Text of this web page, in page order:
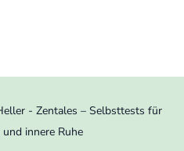
- Zentales – Selbsttests für
innere Ruhe